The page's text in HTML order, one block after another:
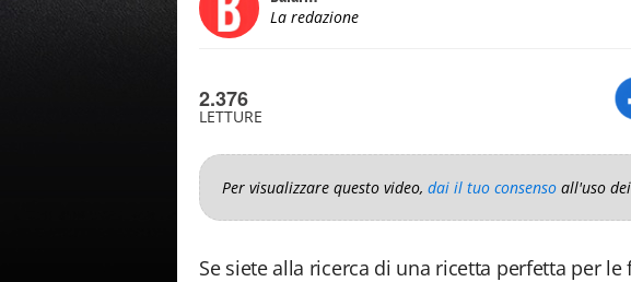
La redazione
2.376
LETTURE
Per visualizzare questo video, dai il tuo consenso all'uso
Se siete alla ricerca di una ricetta perfetta per le